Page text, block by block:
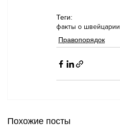
Теги:
факты о швейцарии
Правопорядок
Похожие посты